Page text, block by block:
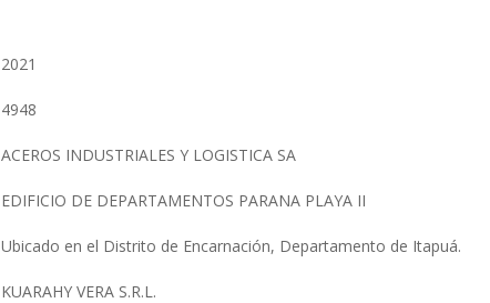
2021
4948
ACEROS INDUSTRIALES Y LOGISTICA SA
EDIFICIO DE DEPARTAMENTOS PARANA PLAYA II
Ubicado en el Distrito de Encarnación, Departamento de Itapuá.
KUARAHY VERA S.R.L.